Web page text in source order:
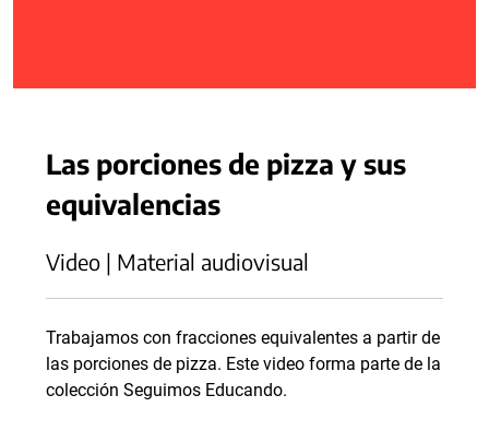
Las porciones de pizza y sus
equivalencias
Video | Material audiovisual
Trabajamos con fracciones equivalentes a partir de
las porciones de pizza. Este video forma parte de la
colección Seguimos Educando.